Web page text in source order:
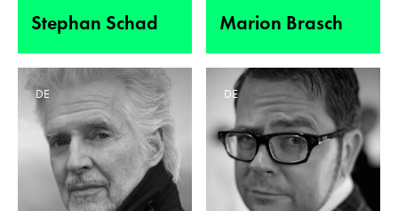
Stephan Schad Marion Brasch
DE DE